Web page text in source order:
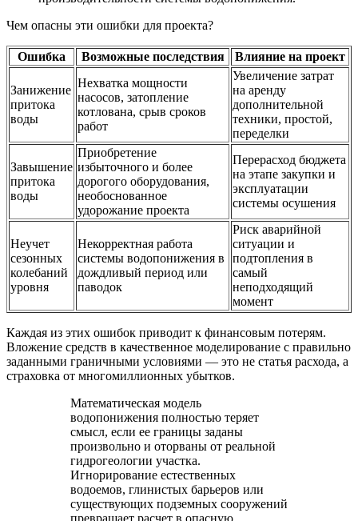
Чем опасны эти ошибки для проекта?
Ошибка Возможные последствия Влияние на проект
Занижение
притока
воды
Нехватка мощности
насосов, затопление
котлована, срыв сроков
работ
Увеличение затрат
на аренду
дополнительной
техники, простой,
переделки
Завышение
притока
воды
Приобретение
избыточного и более
дорогого оборудования,
необоснованное
удорожание проекта
Перерасход бюджета
на этапе закупки и
эксплуатации
системы осушения
Неучет
сезонных
колебаний
уровня
Некорректная работа
системы водопонижения в
дождливый период или
паводок
Риск аварийной
ситуации и
подтопления в
самый
неподходящий
момент
Каждая из этих ошибок приводит к финансовым потерям.
Вложение средств в качественное моделирование с правильно
заданными граничными условиями — это не статья расхода, а
страховка от многомиллионных убытков.
Математическая модель
водопонижения полностью теряет
смысл, если ее границы заданы
произвольно и оторваны от реальной
гидрогеологии участка.
Игнорирование естественных
водоемов, глинистых барьеров или
существующих подземных сооружений
превращает расчет в опасную